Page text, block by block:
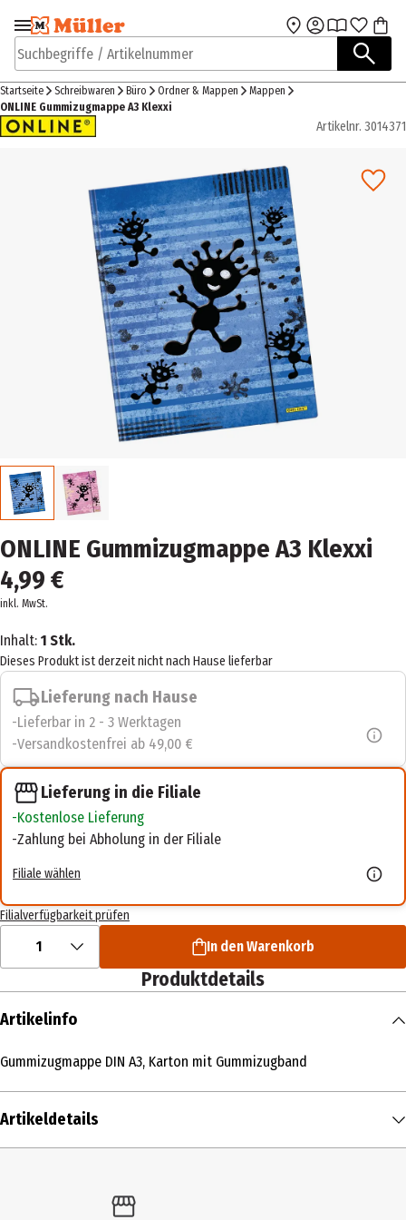
Zur Navigation
springen
Zum Hauptinhalt
Suchbegriffe / Artikelnummer
Startseite Schreibwaren Büro Ordner & Mappen
Mappen
ONLINE Gummizugmappe A3 Klexxi
Artikelnr. 3014371
ONLINE Gummizugmappe A3 Klexxi
4,99 €
inkl. MwSt.
Inhalt: 1 Stk.
Dieses Produkt ist derzeit nicht nach Hause lieferbar
Lieferung nach Hause
Lieferbar in 2 - 3 Werktagen
Versandkostenfrei ab 49,00 €
Lieferung in die Filiale
Kostenlose Lieferung
Zahlung bei Abholung in der Filiale
Filiale wählen
Filialverfügbarkeit prüfen
1 In den Warenkorb
Produktdetails
Artikelinfo
Gummizugmappe DIN A3, Karton mit Gummizugband
Artikeldetails